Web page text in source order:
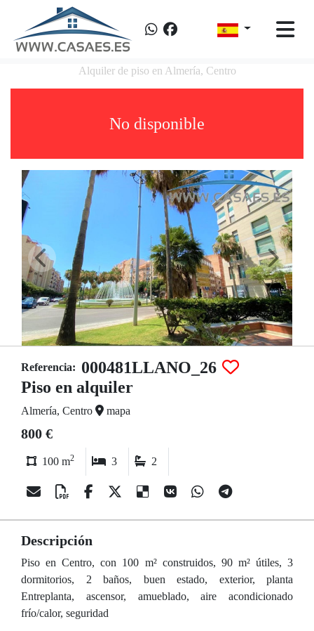
Alquiler de piso en Almería, Centro
No disponible
Referencia: 000481LLANO_26
Piso en alquiler
Almería, Centro mapa
800 €
100 m2 3 2
Descripción
Piso en Centro, con 100 m² construidos, 90 m² útiles, 3
dormitorios, 2 baños, buen estado, exterior, planta
Entreplanta, ascensor, amueblado, aire acondicionado
frío/calor, seguridad